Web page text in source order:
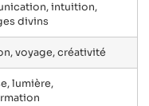
intuition,
divins
voyage, créativité
lumière,